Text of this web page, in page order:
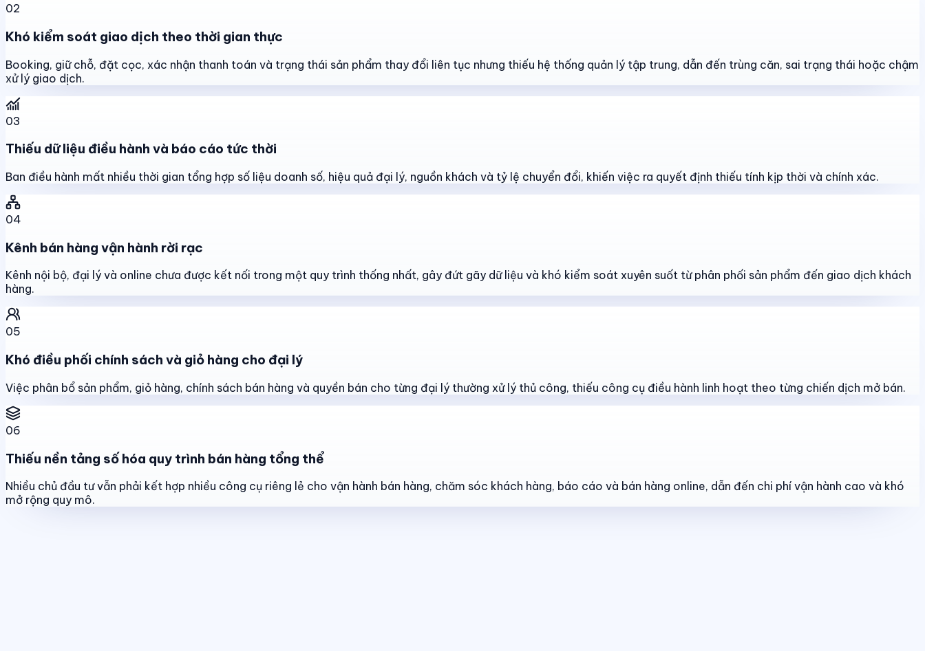
02
Khó kiểm soát giao dịch theo thời gian thực
Booking, giữ chỗ, đặt cọc, xác nhận thanh toán và trạng thái sản phẩm thay đổi liên tục nhưng thiếu hệ thống quản lý tập trung, dẫn đến trùng căn, sai trạng thái hoặc chậm
xử lý giao dịch.
03
Thiếu dữ liệu điều hành và báo cáo tức thời
Ban điều hành mất nhiều thời gian tổng hợp số liệu doanh số, hiệu quả đại lý, nguồn khách và tỷ lệ chuyển đổi, khiến việc ra quyết định thiếu tính kịp thời và chính xác.
04
Kênh bán hàng vận hành rời rạc
Kênh nội bộ, đại lý và online chưa được kết nối trong một quy trình thống nhất, gây đứt gãy dữ liệu và khó kiểm soát xuyên suốt từ phân phối sản phẩm đến giao dịch khách
hàng.
05
Khó điều phối chính sách và giỏ hàng cho đại lý
Việc phân bổ sản phẩm, giỏ hàng, chính sách bán hàng và quyền bán cho từng đại lý thường xử lý thủ công, thiếu công cụ điều hành linh hoạt theo từng chiến dịch mở bán.
06
Thiếu nền tảng số hóa quy trình bán hàng tổng thể
Nhiều chủ đầu tư vẫn phải kết hợp nhiều công cụ riêng lẻ cho vận hành bán hàng, chăm sóc khách hàng, báo cáo và bán hàng online, dẫn đến chi phí vận hành cao và khó
mở rộng quy mô.